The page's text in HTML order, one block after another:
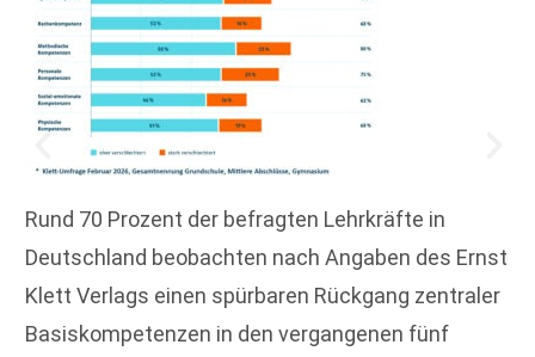
Rund 70 Prozent der befragten Lehrkräfte in
Deutschland beobachten nach Angaben des Ernst
Klett Verlags einen spürbaren Rückgang zentraler
Basiskompetenzen in den vergangenen fünf